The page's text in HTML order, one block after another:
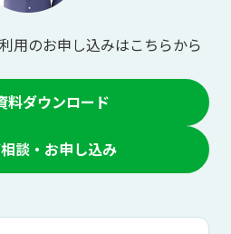
用のお申し込みはこちらから
料ダウンロード
談・お申し込み